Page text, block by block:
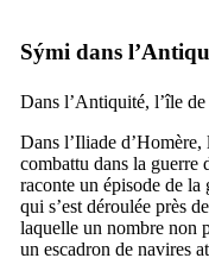
Sými dans
Dans l’Antiquité, l’île de
Dans l’Iliade
combattu dans la guerre
raconte un épisode de la
qui s’est déroulée près
laquelle un nombre non
un escadron de navires